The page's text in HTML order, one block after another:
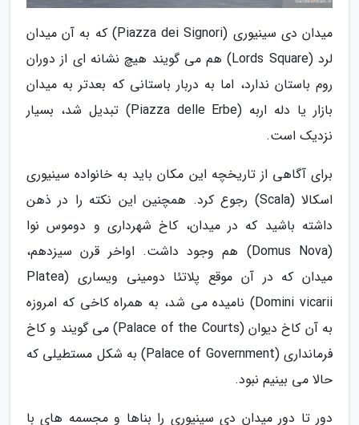
میدان دی سینیوری (Piazza dei Signori) که به آن میدان
لرد (Lords Square) هم می گویند هیچ نشانه ای از دوران
روم باستان ندارد، اما به دربار باستانی که بعدتر به میدان
بازار یا دله اربه (Piazza delle Erbe) تبدیل شد، بسیار
نزدیک است.
برای آگاهی از تاریخچه این مکان باید به خانواده سینیوری
اسکالا (Scala) رجوع کرد. همچنین این نکته را در ذهن
داشته باشید که در میدان، کاخ شهرداری و دوموس نوا
(Domus Nova) هم وجود داشت. اواخر قرن سیزدهم،
میدان که در آن موقع پلاتئا دومینی ویساری (Platea
Domini vicarii) نامیده می شد، به همراه کاخی که امروزه
به آن کاخ دیوان (Palace of the Courts) می گویند و کاخ
فرمانداری (Palace of Government) به شکل مستطیلی که
حالا می بینیم نبود.
دور تا دور میدان دی سینیوری را بناها و مجسمه های با